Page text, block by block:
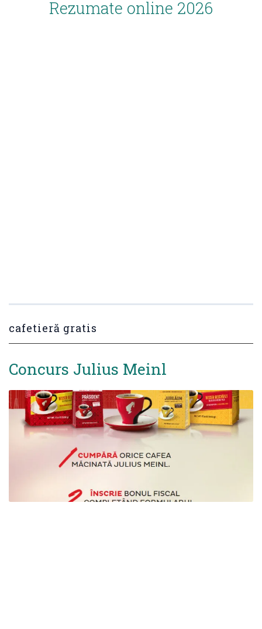
Rezumate online 2026
cafetieră gratis
Concurs Julius Meinl